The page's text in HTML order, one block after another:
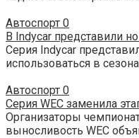
Автоспорт 0
В Indycar представили
Серия Indycar
использоваться в
Автоспорт 0
Серия WEC заменила
Организаторы
выносливость WEC